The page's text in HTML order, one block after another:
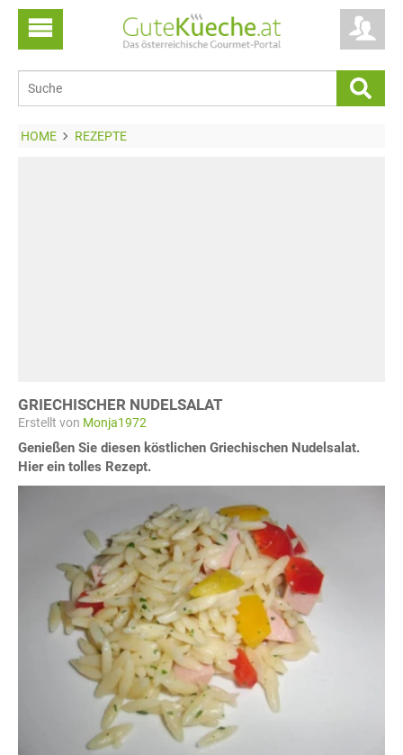
HOME REZEPTE
GRIECHISCHER NUDELSALAT
Erstellt von Monja1972
Genießen Sie diesen köstlichen Griechischen Nudelsalat.
Hier ein tolles Rezept.